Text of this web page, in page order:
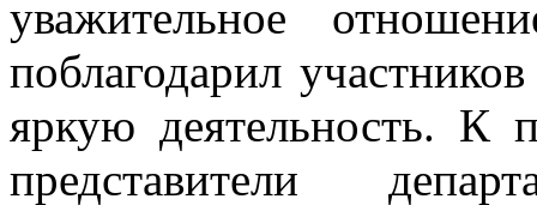
уважительное
поблагодарил
яркую деятельность. К
представители